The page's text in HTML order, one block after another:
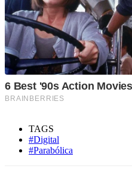
TAGS
#Digital
#Parabólica